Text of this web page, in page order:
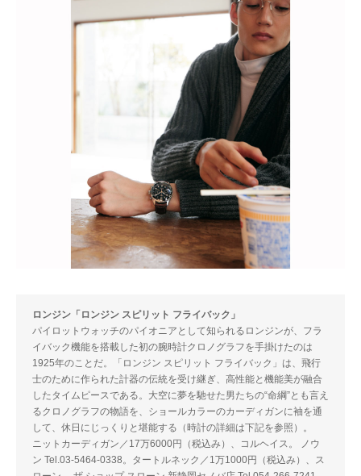
ロンジン「ロンジン スピリット フライバック」
パイロットウォッチのパイオニアとして知られるロンジンが、フラ
イバック機能を搭載した初の腕時計クロノグラフを手掛けたのは
1925年のことだ。「ロンジン スピリット フライバック」は、飛行
士のために作られた計器の伝統を受け継ぎ、高性能と機能美が融合
したタイムピースである。大空に夢を馳せた男たちの“命綱”とも言え
るクロノグラフの物語を、ショールカラーのカーディガンに袖を通
して、休日にじっくりと堪能する（時計の詳細は下記を参照）。
ニットカーディガン／17万6000円（税込み）、コルヘイス。 ノウ
ン Tel.03-5464-0338。タートルネック／1万1000円（税込み）、ス